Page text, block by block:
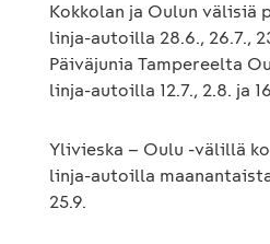
Kokkolan ja Oulun välisiä
linja-autoilla 28.6., 26.7.,
Päiväjunia Tampereelta
linja-autoilla 12.7., 2.8. ja
Ylivieska – Oulu -välillä
linja-autoilla
25.9.